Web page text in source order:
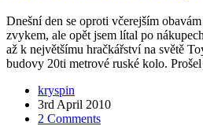
Dnešní den se oproti včerejším
zvykem, ale opět jsem lítal po
až k největšímu hračkářství na světě
budovy 20ti metrové ruské kolo.
kryspin
3rd April 2010
2 Comments